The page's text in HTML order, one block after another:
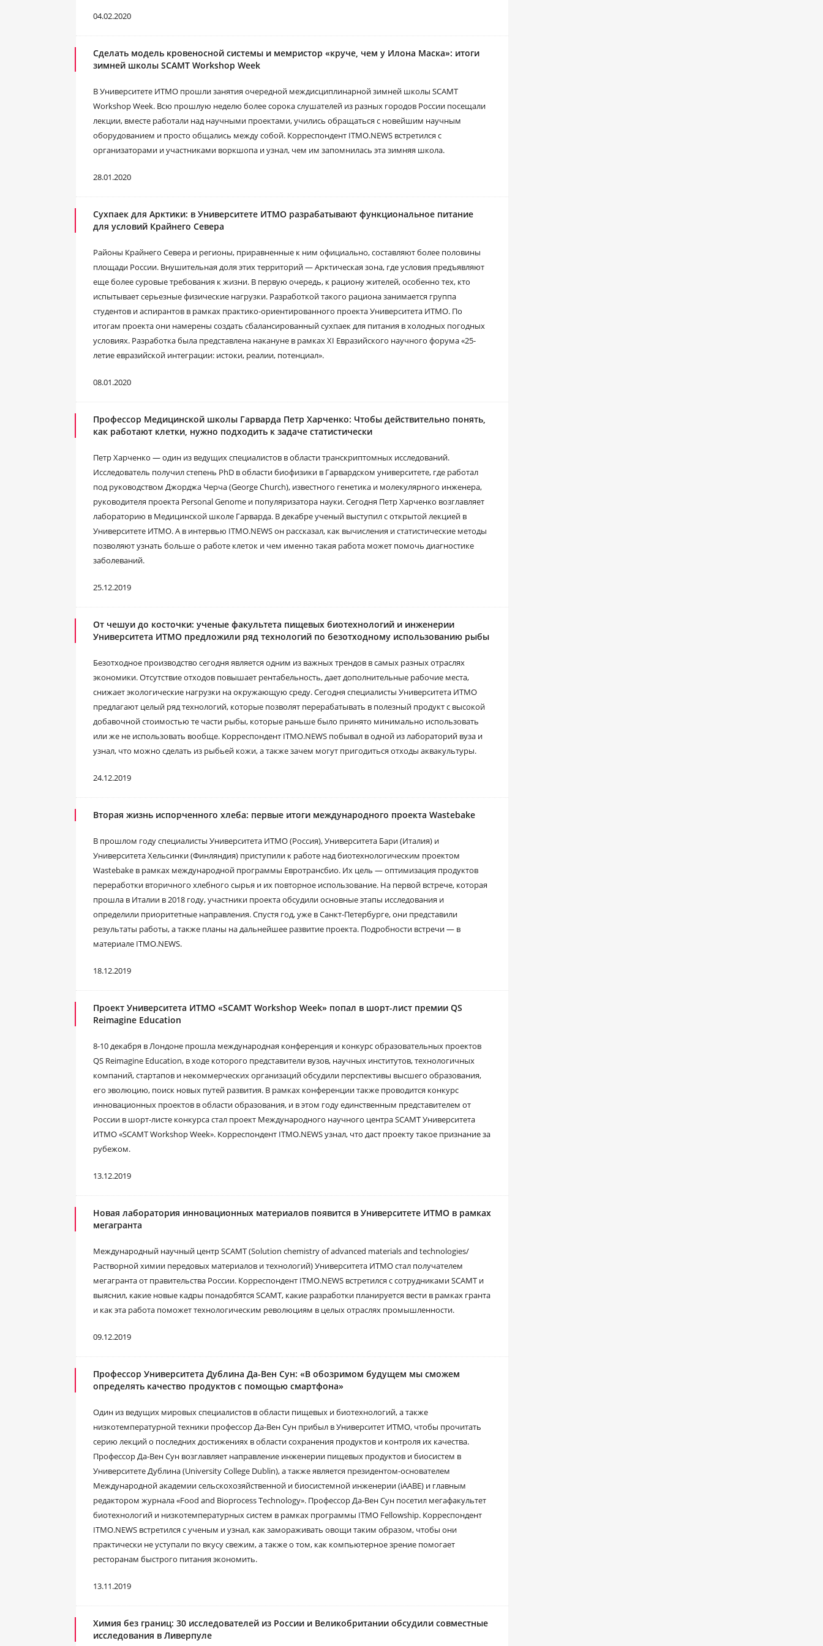
04.02.2020
Сделать модель кровеносной системы и мемристор «круче, чем у Илона Маска»: итоги
зимней школы SCAMT Workshop Week
В Университете ИТМО прошли занятия очередной междисциплинарной зимней школы SCAMT
Workshop Week. Всю прошлую неделю более сорока слушателей из разных городов России посещали
лекции, вместе работали над научными проектами, учились обращаться с новейшим научным
оборудованием и просто общались между собой. Корреспондент ITMO.NEWS встретился с
организаторами и участниками воркшопа и узнал, чем им запомнилась эта зимняя школа.
28.01.2020
Сухпаек для Арктики: в Университете ИТМО разрабатывают функциональное питание
для условий Крайнего Севера
Районы Крайнего Севера и регионы, приравненные к ним официально, составляют более половины
площади России. Внушительная доля этих территорий — Арктическая зона, где условия предъявляют
еще более суровые требования к жизни. В первую очередь, к рациону жителей, особенно тех, кто
испытывает серьезные физические нагрузки. Разработкой такого рациона занимается группа
студентов и аспирантов в рамках практико-ориентированного проекта Университета ИТМО. По
итогам проекта они намерены создать сбалансированный сухпаек для питания в холодных погодных
условиях. Разработка была представлена накануне в рамках XI Евразийского научного форума «25-
летие евразийской интеграции: истоки, реалии, потенциал».
08.01.2020
Профессор Медицинской школы Гарварда Петр Харченко: Чтобы действительно понять,
как работают клетки, нужно подходить к задаче статистически
Петр Харченко — один из ведущих специалистов в области транскриптомных исследований.
Исследователь получил степень PhD в области биофизики в Гарвардском университете, где работал
под руководством Джорджа Черча (George Church), известного генетика и молекулярного инженера,
руководителя проекта Personal Genome и популяризатора науки. Сегодня Петр Харченко возглавляет
лабораторию в Медицинской школе Гарварда. В декабре ученый выступил с открытой лекцией в
Университете ИТМО. А в интервью ITMO.NEWS он рассказал, как вычисления и статистические методы
позволяют узнать больше о работе клеток и чем именно такая работа может помочь диагностике
заболеваний.
25.12.2019
От чешуи до косточки: ученые факультета пищевых биотехнологий и инженерии
Университета ИТМО предложили ряд технологий по безотходному использованию рыбы
Безотходное производство сегодня является одним из важных трендов в самых разных отраслях
экономики. Отсутствие отходов повышает рентабельность, дает дополнительные рабочие места,
снижает экологические нагрузки на окружающую среду. Сегодня специалисты Университета ИТМО
предлагают целый ряд технологий, которые позволят перерабатывать в полезный продукт с высокой
добавочной стоимостью те части рыбы, которые раньше было принято минимально использовать
или же не использовать вообще. Корреспондент ITMO.NEWS побывал в одной из лабораторий вуза и
узнал, что можно сделать из рыбьей кожи, а также зачем могут пригодиться отходы аквакультуры.
24.12.2019
Вторая жизнь испорченного хлеба: первые итоги международного проекта Wastebake
В прошлом году специалисты Университета ИТМО (Россия), Университета Бари (Италия) и
Университета Хельсинки (Финляндия) приступили к работе над биотехнологическим проектом
Wastebake в рамках международной программы Евротрансбио. Их цель — оптимизация продуктов
переработки вторичного хлебного сырья и их повторное использование. На первой встрече, которая
прошла в Италии в 2018 году, участники проекта обсудили основные этапы исследования и
определили приоритетные направления. Спустя год, уже в Санкт-Петербурге, они представили
результаты работы, а также планы на дальнейшее развитие проекта. Подробности встречи — в
материале ITMO.NEWS.
18.12.2019
Проект Университета ИТМО «SCAMT Workshop Week» попал в шорт-лист премии QS
Reimagine Education
8-10 декабря в Лондоне прошла международная конференция и конкурс образовательных проектов
QS Reimagine Education, в ходе которого представители вузов, научных институтов, технологичных
компаний, стартапов и некоммерческих организаций обсудили перспективы высшего образования,
его эволюцию, поиск новых путей развития. В рамках конференции также проводится конкурс
инновационных проектов в области образования, и в этом году единственным представителем от
России в шорт-листе конкурса стал проект Международного научного центра SCAMT Университета
ИТМО «SCAMT Workshop Week». Корреспондент ITMO.NEWS узнал, что даст проекту такое признание за
рубежом.
13.12.2019
Новая лаборатория инновационных материалов появится в Университете ИТМО в рамках
мегагранта
Международный научный центр SCAMT (Solution chemistry of advanced materials and technologies/
Растворной химии передовых материалов и технологий) Университета ИТМО стал получателем
мегагранта от правительства России. Корреспондент ITMO.NEWS встретился с сотрудниками SCAMT и
выяснил, какие новые кадры понадобятся SCAMT, какие разработки планируется вести в рамках гранта
и как эта работа поможет технологическим революциям в целых отраслях промышленности.
09.12.2019
Профессор Университета Дублина Да-Вен Сун: «В обозримом будущем мы сможем
определять качество продуктов с помощью смартфона»
Один из ведущих мировых специалистов в области пищевых и биотехнологий, а также
низкотемпературной техники профессор Да-Вен Сун прибыл в Университет ИТМО, чтобы прочитать
серию лекций о последних достижениях в области сохранения продуктов и контроля их качества.
Профессор Да-Вен Сун возглавляет направление инженерии пищевых продуктов и биосистем в
Университете Дублина (University College Dublin), а также является президентом-основателем
Международной академии сельскохозяйственной и биосистемной инженерии (iAABE) и главным
редактором журнала «Food and Bioprocess Technology». Профессор Да-Вен Сун посетил мегафакультет
биотехнологий и низкотемпературных систем в рамках программы ITMO Fellowship. Корреспондент
ITMO.NEWS встретился с ученым и узнал, как замораживать овощи таким образом, чтобы они
практически не уступали по вкусу свежим, а также о том, как компьютерное зрение помогает
ресторанам быстрого питания экономить.
13.11.2019
Химия без границ: 30 исследователей из России и Великобритании обсудили совместные
исследования в Ливерпуле